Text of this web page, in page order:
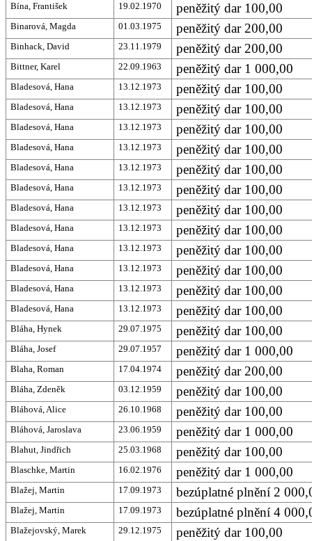
Bína, František 19.02.1970 peněžitý dar 100,00
Binarová, Magda 01.03.1975 peněžitý dar 200,00
Binhack, David 23.11.1979 peněžitý dar 200,00
Bittner, Karel 22.09.1963 peněžitý dar 1 000,00
Bladesová, Hana 13.12.1973 peněžitý dar 100,00
Bladesová, Hana 13.12.1973 peněžitý dar 100,00
Bladesová, Hana 13.12.1973 peněžitý dar 100,00
Bladesová, Hana 13.12.1973 peněžitý dar 100,00
Bladesová, Hana 13.12.1973 peněžitý dar 100,00
Bladesová, Hana 13.12.1973 peněžitý dar 100,00
Bladesová, Hana 13.12.1973 peněžitý dar 100,00
Bladesová, Hana 13.12.1973 peněžitý dar 100,00
Bladesová, Hana 13.12.1973 peněžitý dar 100,00
Bladesová, Hana 13.12.1973 peněžitý dar 100,00
Bladesová, Hana 13.12.1973 peněžitý dar 100,00
Bladesová, Hana 13.12.1973 peněžitý dar 100,00
Bláha, Hynek 29.07.1975 peněžitý dar 100,00
Bláha, Josef 29.07.1957 peněžitý dar 1 000,00
Blaha, Roman 17.04.1974 peněžitý dar 200,00
Bláha, Zdeněk 03.12.1959 peněžitý dar 100,00
Bláhová, Alice 26.10.1968 peněžitý dar 100,00
Bláhová, Jaroslava 23.06.1959 peněžitý dar 1 000,00
Blahut, Jindřich 25.03.1968 peněžitý dar 100,00
Blaschke, Martin 16.02.1976 peněžitý dar 1 000,00
Blažej, Martin 17.09.1973 bezúplatné plnění 2
Blažej, Martin 17.09.1973 bezúplatné plnění 4
Blažejovský, Marek 29.12.1975 peněžitý dar 100,00